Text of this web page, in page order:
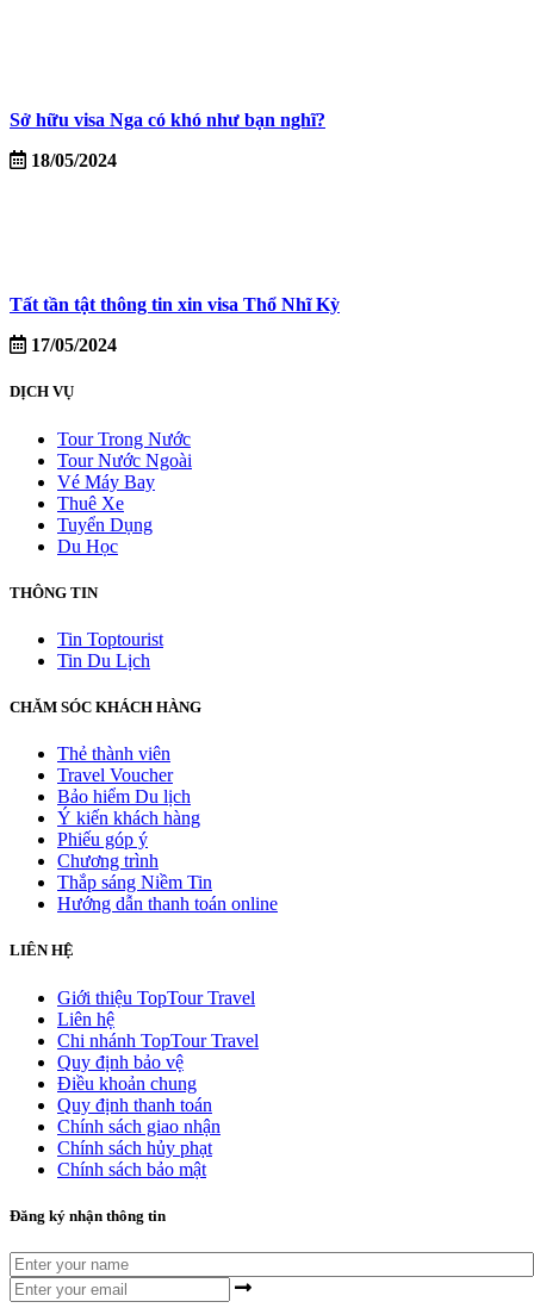
Sở hữu visa Nga có khó như bạn nghĩ?
18/05/2024
Tất tần tật thông tin xin visa Thổ Nhĩ Kỳ
17/05/2024
DỊCH VỤ
Tour Trong Nước
Tour Nước Ngoài
Vé Máy Bay
Thuê Xe
Tuyển Dụng
Du Học
THÔNG TIN
Tin Toptourist
Tin Du Lịch
CHĂM SÓC KHÁCH HÀNG
Thẻ thành viên
Travel Voucher
Bảo hiểm Du lịch
Ý kiến khách hàng
Phiếu góp ý
Chương trình
Thắp sáng Niềm Tin
Hướng dẫn thanh toán online
LIÊN HỆ
Giới thiệu TopTour Travel
Liên hệ
Chi nhánh TopTour Travel
Quy định bảo vệ
Điều khoản chung
Quy định thanh toán
Chính sách giao nhận
Chính sách hủy phạt
Chính sách bảo mật
Đăng ký nhận thông tin